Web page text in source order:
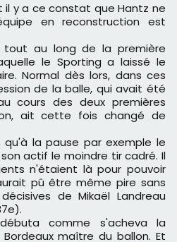
y a ce constat que Hantz ne
en reconstruction est
au long de la première
le Sporting a laissé le
Normal dès lors, dans ces
de la balle, qui avait été
cours des deux premières
ait cette fois changé de
qu'à la pause par exemple le
actif le moindre tir cadré. Il
n'étaient là pour pouvoir
pû être même pire sans
de Mikaël Landreau
comme s'acheva la
maître du ballon. Et